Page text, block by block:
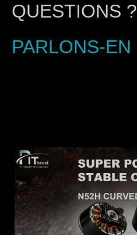
QUESTIONS ?
PARLONS-EN